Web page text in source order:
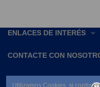
ENLACES DE INTERÉS
CONTACTE CON
Utilizamos Cookies, si